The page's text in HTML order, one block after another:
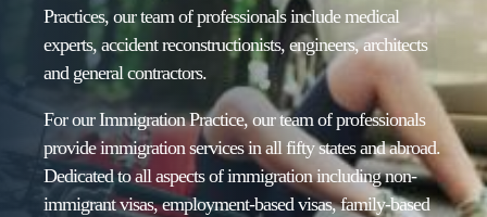
Practices, our team of professionals include medical
experts, accident reconstructionists, engineers, architects
and general contractors.
For our Immigration Practice, our team of professionals
provide immigration services in all fifty states and abroad.
Dedicated to all aspects of immigration including non-
immigrant visas, employment-based visas, family-based